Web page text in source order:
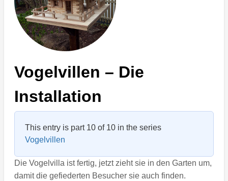
Vogelvillen – Die
Installation
This entry is part 10 of 10 in the series
Vogelvillen
Die Vogelvilla ist fertig, jetzt zieht sie in den Garten um,
damit die gefiederten Besucher sie auch finden.